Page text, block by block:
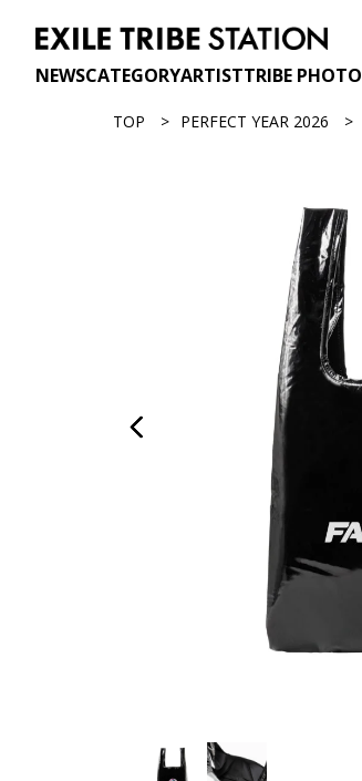
NEWSCATEGORYARTISTTRIBE PHOTO
TOP PERFECT YEAR 2026